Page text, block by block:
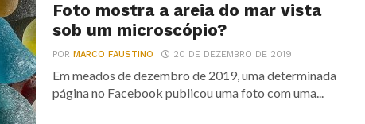
Foto mostra a areia do mar vista
sob um microscópio?
PORMARCO FAUSTINO 20 DE DEZEMBRO DE 2019
Em meados de dezembro de 2019, uma determinada
página no Facebook publicou uma foto com uma...